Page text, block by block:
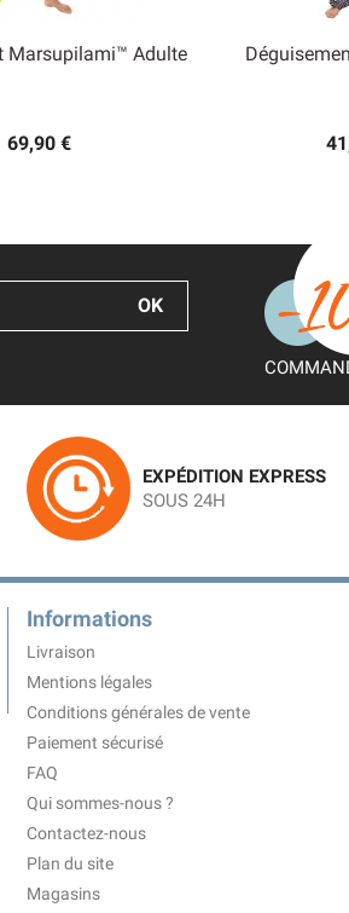
Marsupilami™ Adulte
69,90 €
EXPÉDITION EXPRESS
SOUS 24H
Informations
Livraison
Mentions légales
Conditions générales de vente
Paiement sécurisé
FAQ
Qui sommes-nous ?
Contactez-nous
Plan du site
Magasins